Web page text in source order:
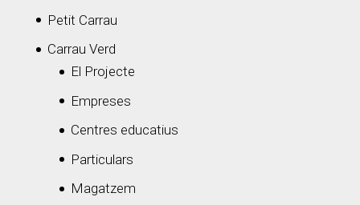
Petit Carrau
Carrau Verd
El Projecte
Empreses
Centres educatius
Particulars
Magatzem